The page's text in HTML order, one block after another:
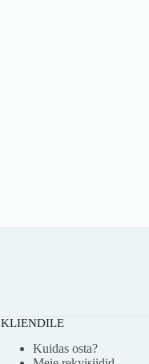
KLIENDILE
Kuidas osta?